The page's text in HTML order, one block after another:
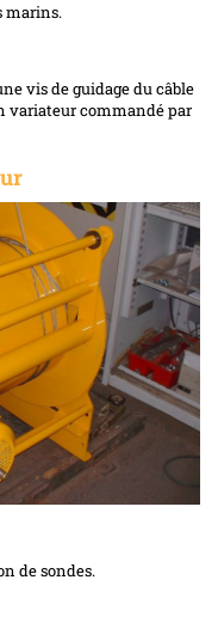
marins.
vis de guidage du câble
variateur commandé par
de sondes.